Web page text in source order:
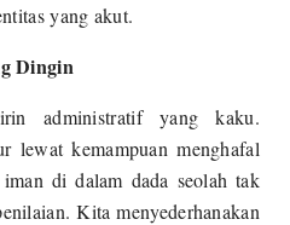
yang akut.
Dingin
administratif yang kaku.
lewat kemampuan menghafal
di dalam dada seolah tak
Kita menyederhanakan